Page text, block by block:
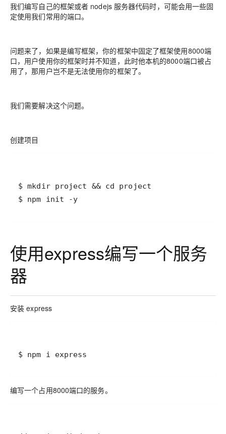
我们编写自己的框架或者 nodejs 服务器代码时，可能会用一些固
定使用我们常用的端口。
问题来了，如果是编写框架，你的框架中固定了框架使用8000端
口，用户使用你的框架时并不知道，此时他本机的8000端口被占
用了，那用户岂不是无法使用你的框架了。
我们需要解决这个问题。
创建项目
使用express编写一个服务
器
安装 express
编写一个占用8000端口的服务。